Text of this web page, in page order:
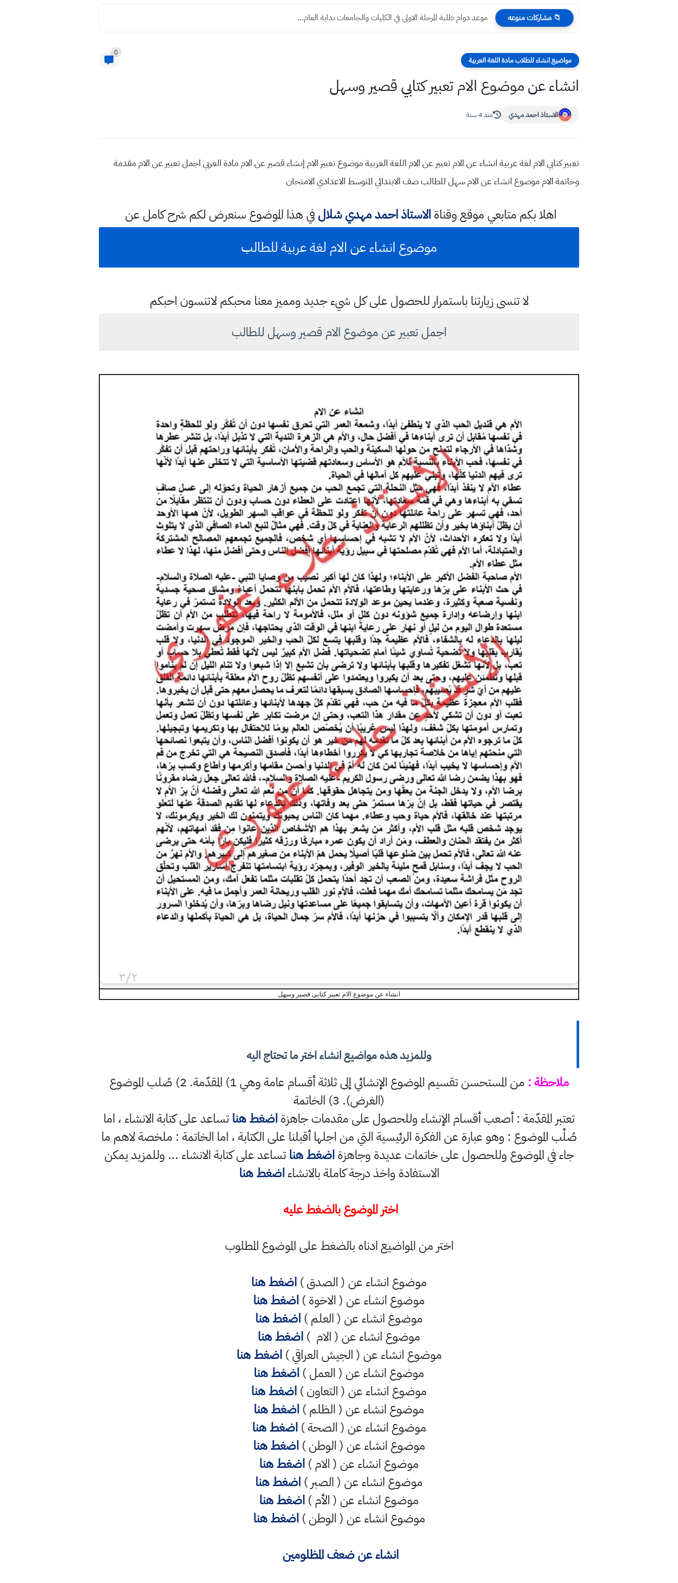
📁 مشاركات منوعه موعد دوام طلبة المرحلة الاولى في الكليات والجامعات بداية العام...
مواضيع انشاء للطلاب مادة اللغة العربية
0
انشاء عن موضوع الام تعبير كتابي قصير وسهل
الاستاذ احمد مهدي منذ 4 سنة
تعبير كتابي الام لغة عربية انشاء عن الام تعبير عن الام اللغة العربية موضوع تعبير الام إنشاء قصير عن الام مادة العربي اجمل تعبير عن الام مقدمة
وخاتمة الام موضوع انشاء عن الام سهل للطالب صف الابتدائي المتوسط الاعدادي الامتحان
اهلا بكم متابعي موقع وقناةالاستاذ احمد مهدي شلالفي هذا الموضوع سنعرض لكم شرح كامل عن
موضوع انشاء عن الام لغة عربية للطالب
لا تنسى زيارتنا باستمرار للحصول على كل شيء جديد ومميز معنا محبكم لاتنسون احبكم
اجمل تعبير عن موضوع الام قصير وسهل للطالب
انشاء عن موضوع الام تعبير كتابي قصير وسهل
وللمزيد هذه مواضيع انشاء اختر ما تحتاج اليه
ملاحظة :
من المستحسن تقسيم الموضوع الإنشائي إلى ثلاثة أقسام عامة وهي 1) المقدّمة. 2) صُلب الموضوع
(الغرض). 3) الخاتمة
تعتبر المقدّمة : أصعب أقسام الإنشاء وللحصول على مقدمات جاهزةاضغط هناتساعد على كتابة الانشاء ، اما
صُلْب الموضوع : وهو عبارة عن الفكرة الرئيسية التي من اجلها أقبلنا على الكتابة ، اما الخاتمة : ملخصة لاهم ما
جاء في الموضوع وللحصول على خاتمات عديدة وجاهزةاضغط هناتساعد على كتابة الانشاء ... وللمزيد يمكن
الاستفادة واخذ درجة كاملة بالانشاءاضغط هنا
اختر الموضوع بالضغط عليه
اختر من المواضيع ادناه بالضغط على الموضوع المطلوب
موضوع انشاء عن ( الصدق ) اضغط هنا
موضوع انشاء عن ( الاخوة ) اضغط هنا
موضوع انشاء عن ( العلم ) اضغط هنا
موضوع انشاء عن ( الام ) اضغط هنا
موضوع انشاء عن ( الجيش العراقي )اضغط هنا
موضوع انشاء عن ( العمل ) اضغط هنا
موضوع انشاء عن ( التعاون ) اضغط هنا
موضوع انشاء عن ( الظلم ) اضغط هنا
موضوع انشاء عن ( الصحة )اضغط هنا
موضوع انشاء عن ( الوطن )اضغط هنا
موضوع انشاء عن ( الام ) اضغط هنا
موضوع انشاء عن ( الصبر ) اضغط هنا
موضوع انشاء عن ( الأم ) اضغط هنا
موضوع انشاء عن ( الوطن )اضغط هنا
انشاء عن ضعف المظلومين